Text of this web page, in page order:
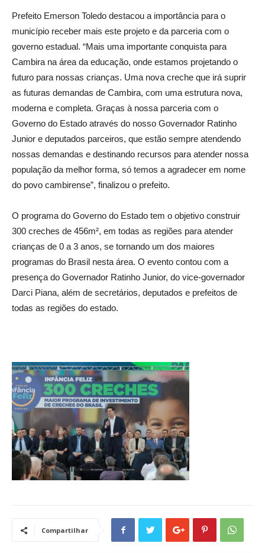
Prefeito Emerson Toledo destacou a importância para o
município receber mais este projeto e da parceria com o
governo estadual. “Mais uma importante conquista para
Cambira na área da educação, onde estamos projetando o
futuro para nossas crianças. Uma nova creche que irá suprir
as futuras demandas de Cambira, com uma estrutura nova,
moderna e completa. Graças à nossa parceria com o
Governo do Estado através do nosso Governador Ratinho
Junior e deputados parceiros, que estão sempre atendendo
nossas demandas e destinando recursos para atender nossa
população da melhor forma, só temos a agradecer em nome
do povo cambirense”, finalizou o prefeito.
O programa do Governo do Estado tem o objetivo construir
300 creches de 456m², em todas as regiões para atender
crianças de 0 a 3 anos, se tornando um dos maiores
programas do Brasil nesta área. O evento contou com a
presença do Governador Ratinho Junior, do vice-governador
Darci Piana, além de secretários, deputados e prefeitos de
todas as regiões do estado.
Compartilhar